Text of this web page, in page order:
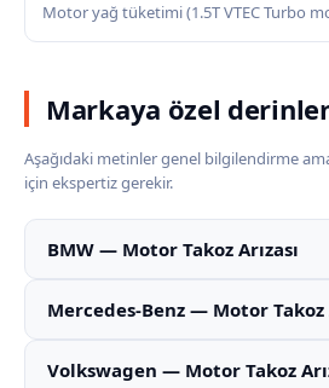
Motor yağ tüketimi (1.5T VTEC Turbo
Markaya özel
Aşağıdaki metinler genel bilgilendirme
için ekspertiz gerekir.
BMW — Motor Takoz Arızası
Mercedes-Benz — Motor Takoz
Volkswagen — Motor Takoz